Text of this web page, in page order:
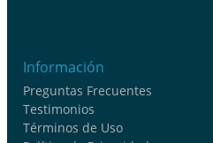
Información
Preguntas Frecuentes
Testimonios
Términos de Uso